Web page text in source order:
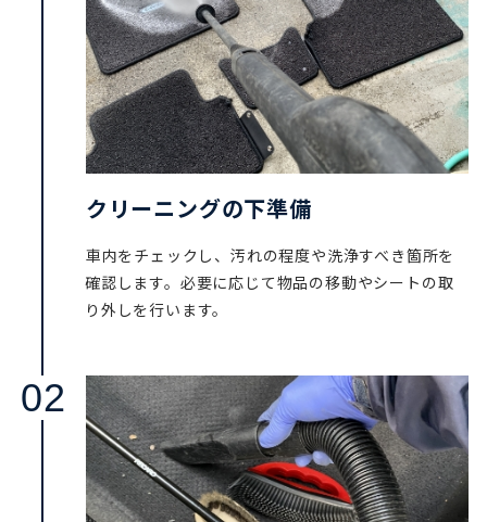
クリーニングの下準備
車内をチェックし、汚れの程度や洗浄すべき箇所を
確認します。必要に応じて物品の移動やシートの取
り外しを行います。